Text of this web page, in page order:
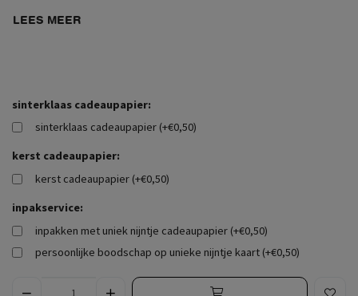
LEES MEER
sinterklaas cadeaupapier:
sinterklaas cadeaupapier (+€0,50)
kerst cadeaupapier:
kerst cadeaupapier (+€0,50)
inpakservice:
inpakken met uniek nijntje cadeaupapier (+€0,50)
persoonlijke boodschap op unieke nijntje kaart (+€0,50)